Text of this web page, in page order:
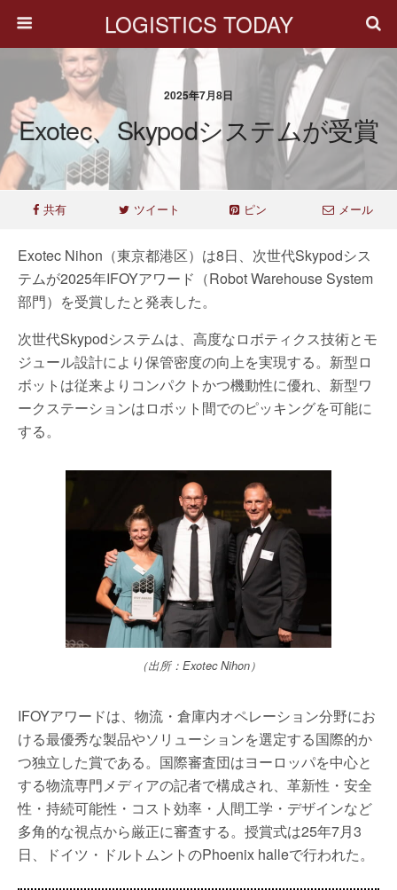
LOGISTICS TODAY
2025年7月8日
Exotec、Skypodシステムが受賞
共有 ツイート ピン メール
Exotec Nihon（東京都港区）は8日、次世代Skypodシス
テムが2025年IFOYアワード（Robot Warehouse System
部門）を受賞したと発表した。
次世代Skypodシステムは、高度なロボティクス技術とモ
ジュール設計により保管密度の向上を実現する。新型ロ
ボットは従来よりコンパクトかつ機動性に優れ、新型ワ
ークステーションはロボット間でのピッキングを可能に
する。
（出所：Exotec Nihon）
IFOYアワードは、物流・倉庫内オペレーション分野にお
ける最優秀な製品やソリューションを選定する国際的か
つ独立した賞である。国際審査団はヨーロッパを中心と
する物流専門メディアの記者で構成され、革新性・安全
性・持続可能性・コスト効率・人間工学・デザインなど
多角的な視点から厳正に審査する。授賞式は25年7月3
日、ドイツ・ドルトムントのPhoenix halleで行われた。